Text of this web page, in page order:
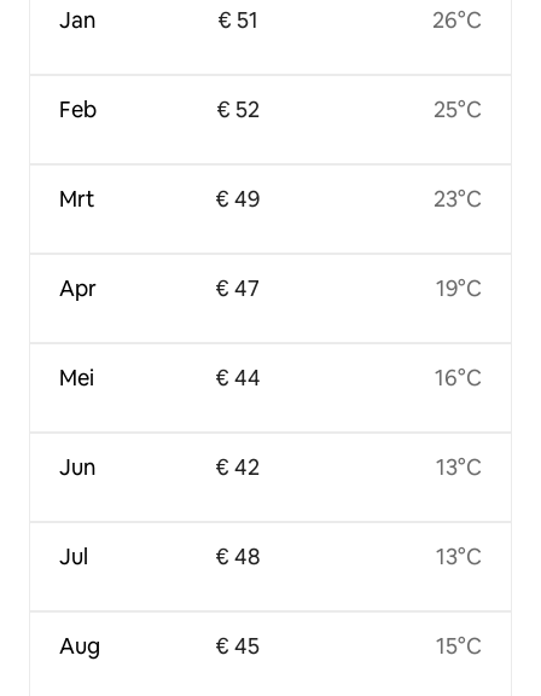
Jan
Feb
Mrt
Apr
Mei
Jun
Jul
Aug
€ 51
€ 52
€ 49
€ 47
€ 44
€ 42
€ 48
€ 45
26°C
25°C
23°C
19°C
16°C
13°C
13°C
15°C